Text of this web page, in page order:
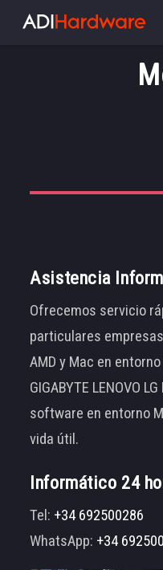
Asistencia
Ofrecemos servicio
particulares
AMD y Mac en
GIGABYTE LENOVO
software en entorno
vida útil.
Informático 24
Tel: +34 692500286
WhatsApp: +34